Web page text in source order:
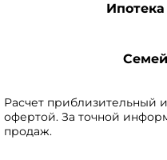
Расчет приблизительный
офертой. За точной
продаж.